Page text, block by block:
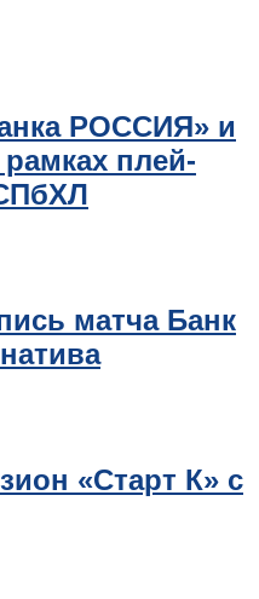
РОССИЯ» и
плей-
матча Банк
«Старт К» с